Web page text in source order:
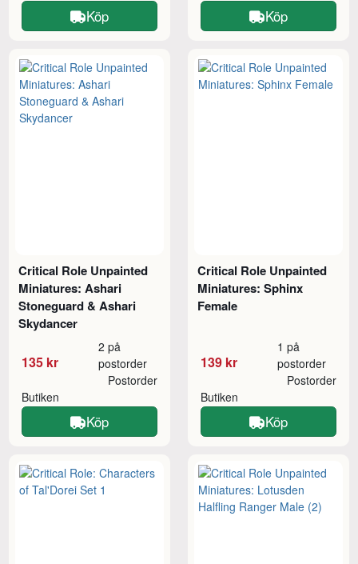
Köp Köp
Critical Role Unpainted
Miniatures: Ashari
Stoneguard & Ashari
Skydancer
135 kr
2 på
postorder
Butiken
Postorder
Köp
Critical Role Unpainted
Miniatures: Sphinx
Female
139 kr
1 på
postorder
Butiken
Postorder
Köp